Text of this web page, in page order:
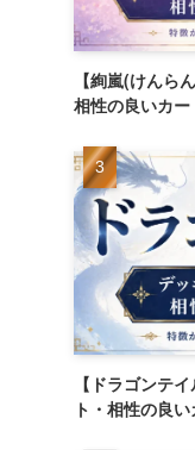
【絢嵐(けんら
相性の良いカー
【ドラゴンテ
ト・相性の良